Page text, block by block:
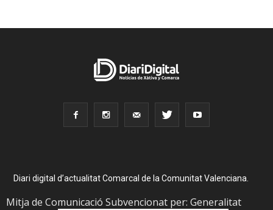
Diari digital d’actualitat Comarcal de la Comunitat Valenciana.
Mitja de Comunicació Subvencionat per: Generalitat